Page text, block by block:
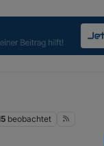
beobachtet